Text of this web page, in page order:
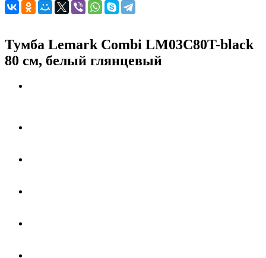
Тумба Lemark Combi LM03C80T-black
80 см, белый глянцевый